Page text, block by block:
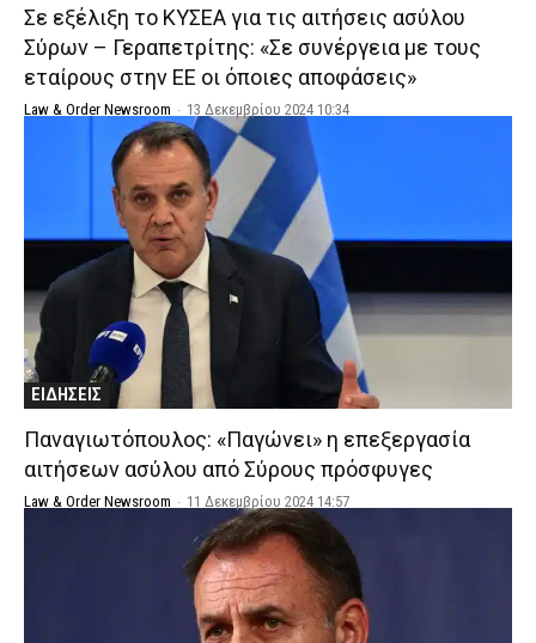
Σε εξέλιξη το ΚΥΣΕΑ για τις αιτήσεις ασύλου
Σύρων – Γεραπετρίτης: «Σε συνέργεια με τους
εταίρους στην ΕΕ οι όποιες αποφάσεις»
Law & Order Newsroom - 13 Δεκεμβρίου 2024 10:34
ΕΙΔΗΣΕΙΣ
Παναγιωτόπουλος: «Παγώνει» η επεξεργασία
αιτήσεων ασύλου από Σύρους πρόσφυγες
Law & Order Newsroom - 11 Δεκεμβρίου 2024 14:57